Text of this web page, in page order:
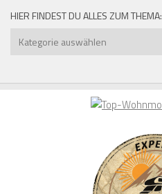
HIER FINDEST DU ALLES ZUM THEMA:
Hier
findest
alles